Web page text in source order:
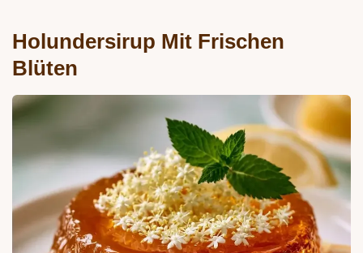
Holundersirup Mit Frischen
Blüten